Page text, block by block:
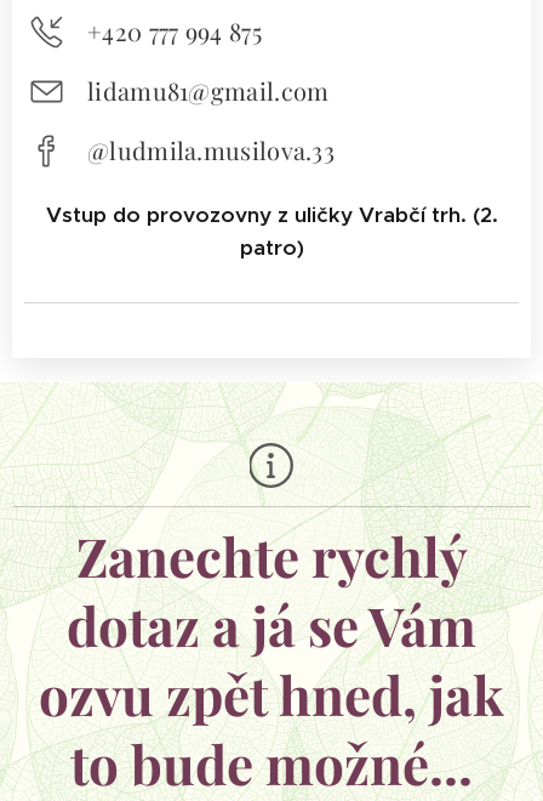
+420 777 994 875
lidamu81@gmail.com
@ludmila.musilova.33
Vstup do provozovny z uličky Vrabčí trh. (2.
patro)
Zanechte rychlý
dotaz a já se Vám
ozvu zpět hned, jak
to bude možné...